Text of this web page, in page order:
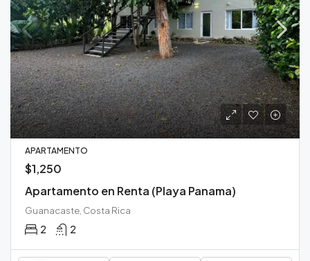
APARTAMENTO
$1,250
Apartamento en Renta (Playa Panama)
Guanacaste, Costa Rica
2 2